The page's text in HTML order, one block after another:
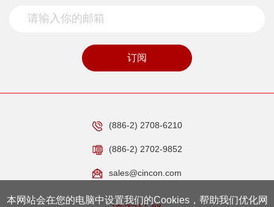
订阅
(886-2) 2708-6210
(886-2) 2702-9852
sales@cincon.com
本网站会在您的电脑中设置我们的Cookies，帮助我们优化网